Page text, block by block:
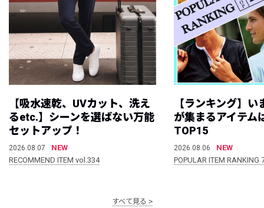
【吸水速乾、UVカット、洗え
るetc.】シーンを選ばない万能
セットアップ！
2026.08.07
NEW
RECOMMEND ITEM vol.334
【ランキング】
が集まるアイテム
TOP15
2026.08.06
NEW
POPULAR ITEM
すべて見る